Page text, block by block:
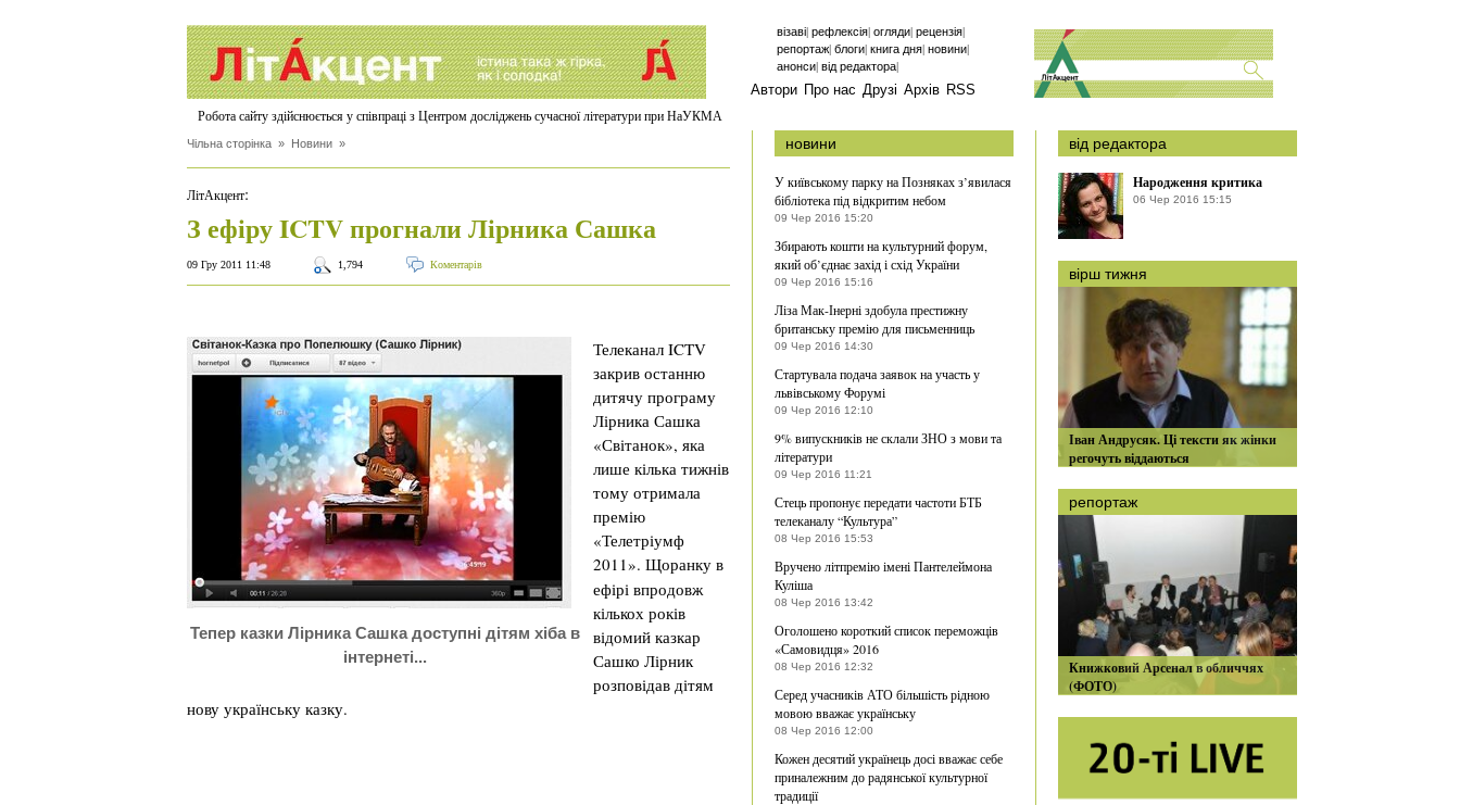
візаві| рефлексія| огляди| рецензія|
репортаж| блоги| книга дня| новини|
анонси| від редактора|
Автори Про нас Друзі Архів RSS
Робота сайту здійснюється у співпраці з Центром досліджень сучасної літератури при НаУКМА
Чільна сторінка » Новини »
ЛітАкцент:
З ефіру ICTV прогнали Лірника Сашка
09 Гру 2011 11:48 1,794 Коментарів
Тепер казки Лірника Сашка доступні дітям хіба в
інтернеті...
Телеканал ICTV
закрив останню
дитячу програму
Лірника Сашка
«Світанок», яка
лише кілька тижнів
тому отримала
премію
«Телетріумф
2011». Щоранку в
ефірі впродовж
кількох років
відомий казкар
Сашко Лірник
розповідав дітям
нову українську казку.
новини
У київському парку на Позняках з’явилася
бібліотека під відкритим небом
09 Чер 2016 15:20
Збирають кошти на культурний форум,
який об’єднає захід і схід України
09 Чер 2016 15:16
Ліза Мак-Інерні здобула престижну
британську премію для письменниць
09 Чер 2016 14:30
Стартувала подача заявок на участь у
львівському Форумі
09 Чер 2016 12:10
9% випускників не склали ЗНО з мови та
літератури
09 Чер 2016 11:21
Стець пропонує передати частоти БТБ
телеканалу “Культура”
08 Чер 2016 15:53
Вручено літпремію імені Пантелеймона
Куліша
08 Чер 2016 13:42
Оголошено короткий список переможців
«Самовидця» 2016
08 Чер 2016 12:32
Серед учасників АТО більшість рідною
мовою вважає українську
08 Чер 2016 12:00
Кожен десятий українець досі вважає себе
приналежним до радянської культурної
традиції
від редактора
Народження критика
06 Чер 2016 15:15
вірш тижня
Іван Андрусяк. Ці тексти як жінки
регочуть віддаються
репортаж
Книжковий Арсенал в обличчях
(ФОТО)